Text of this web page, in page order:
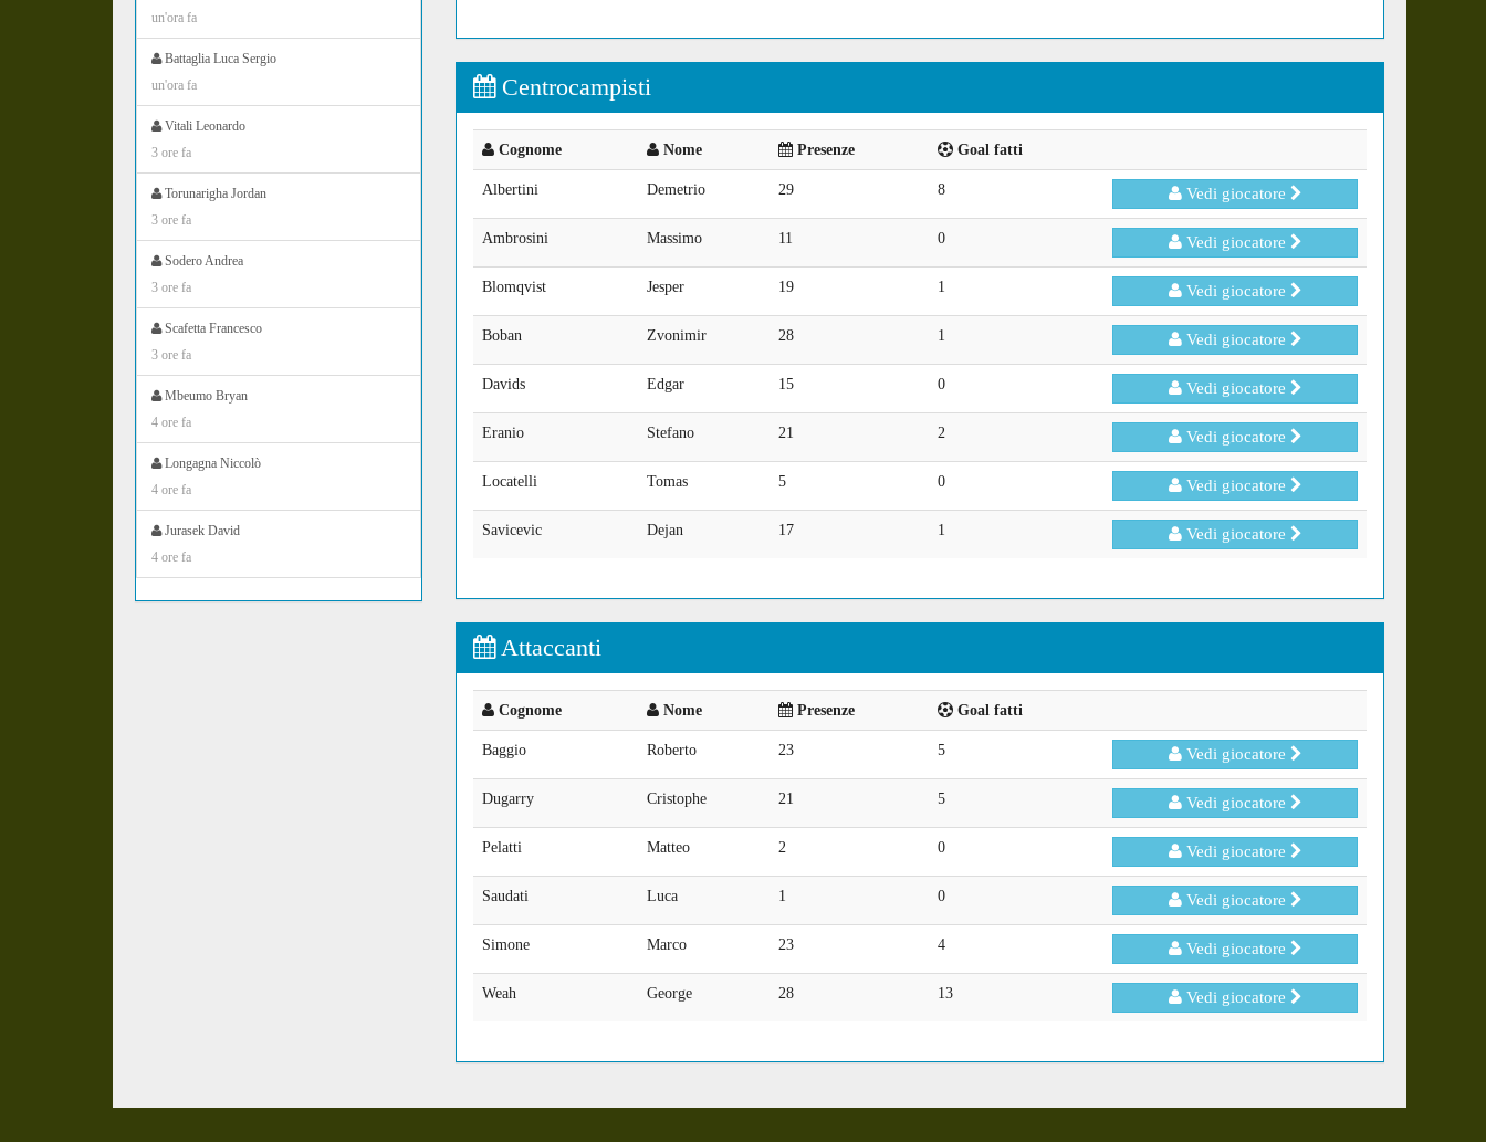
un'ora fa
Battaglia Luca Sergio
un'ora fa
Vitali Leonardo
3 ore fa
Torunarigha Jordan
3 ore fa
Sodero Andrea
3 ore fa
Scafetta Francesco
3 ore fa
Mbeumo Bryan
4 ore fa
Longagna Niccolò
4 ore fa
Jurasek David
4 ore fa
Centrocampisti
Cognome Nome Presenze Goal fatti
Albertini Demetrio 29 8 Vedi giocatore
Ambrosini Massimo 11 0 Vedi giocatore
Blomqvist Jesper 19 1 Vedi giocatore
Boban Zvonimir 28 1 Vedi giocatore
Davids Edgar 15 0 Vedi giocatore
Eranio Stefano 21 2 Vedi giocatore
Locatelli Tomas 5 0 Vedi giocatore
Savicevic Dejan 17 1 Vedi giocatore
Attaccanti
Cognome Nome Presenze Goal fatti
Baggio Roberto 23 5 Vedi giocatore
Dugarry Cristophe 21 5 Vedi giocatore
Pelatti Matteo 2 0 Vedi giocatore
Saudati Luca 1 0 Vedi giocatore
Simone Marco 23 4 Vedi giocatore
Weah George 28 13 Vedi giocatore